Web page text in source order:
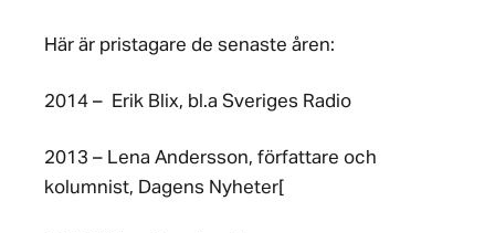
Här är pristagare de senaste åren:
2014 – Erik Blix, bl.a Sveriges Radio
2013 – Lena Andersson, författare och
kolumnist, Dagens Nyheter[